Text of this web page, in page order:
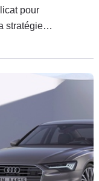
pour
stratégie